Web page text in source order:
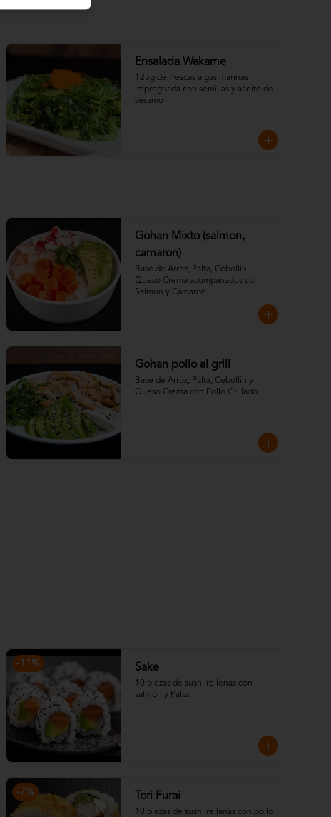
Ensalada Wakame
125g de frescas algas marinas
impregnada con semillas y aceite de
sesamo
Gohan Mixto (salmon,
camaron)
Base de Arroz, Palta, Cebollin,
Queso Crema acompanados con
Salmon y Camaron
Gohan pollo al grill
Base de Arroz, Palta, Cebollin y
Queso Crema con Pollo Grillado
-11 % Sake
10 piezas de sushi rellenas con
salmón y Palta.
-7% Tori Furai
10 piezas de sushi rellanas con pollo